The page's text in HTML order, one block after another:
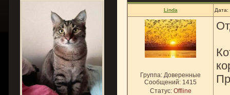
Linda Дата:
Группа: Доверенные
Сообщений: 1415
Статус: Offline